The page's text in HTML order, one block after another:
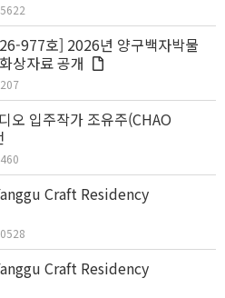
977호] 2026년 양구백자박물
상자료 공개
오 입주작가 조유주(CHAO
Craft Residency
Craft Residency